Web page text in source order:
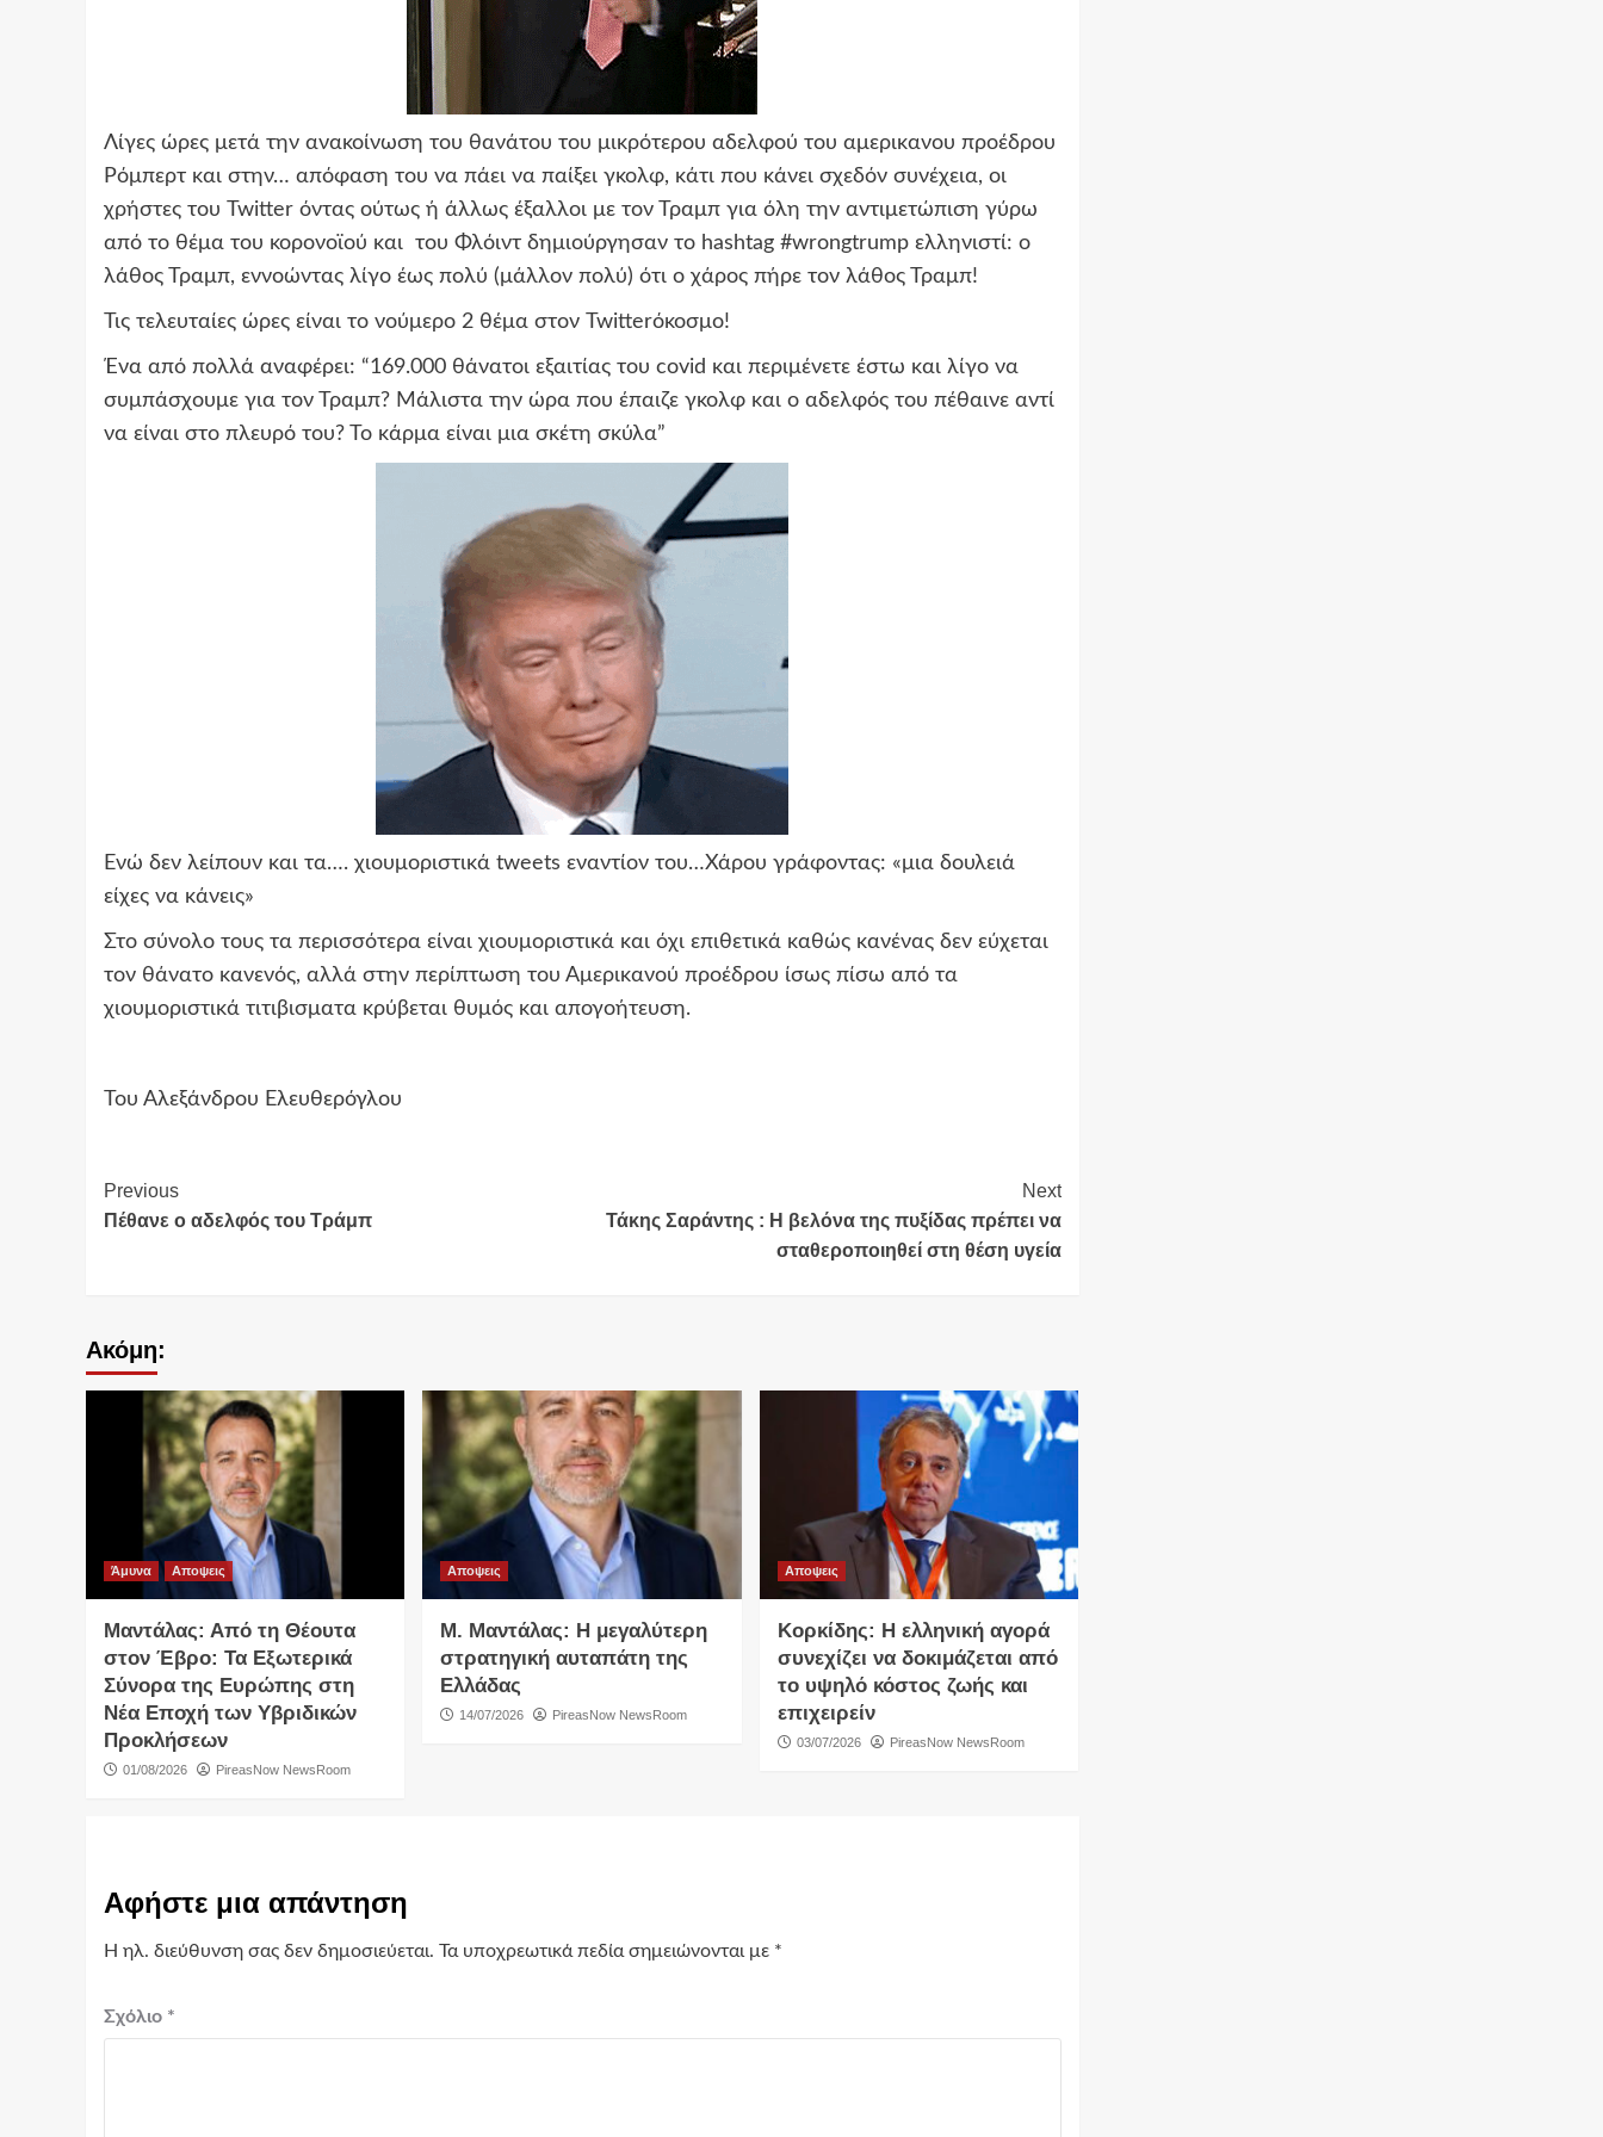
Λίγες ώρες μετά την ανακοίνωση του θανάτου του μικρότερου αδελφού του αμερικανου προέδρου
Ρόμπερτ και στην… απόφαση του να πάει να παίξει γκολφ, κάτι που κάνει σχεδόν συνέχεια, οι
χρήστες του Twitter όντας ούτως ή άλλως έξαλλοι με τον Τραμπ για όλη την αντιμετώπιση γύρω
από το θέμα του κορονοϊού και του Φλόιντ δημιούργησαν το hashtag #wrongtrump ελληνιστί: ο
λάθος Τραμπ, εννοώντας λίγο έως πολύ (μάλλον πολύ) ότι ο χάρος πήρε τον λάθος Τραμπ!
Τις τελευταίες ώρες είναι το νούμερο 2 θέμα στον Twitterόκοσμο!
Ένα από πολλά αναφέρει: “169.000 θάνατοι εξαιτίας του covid και περιμένετε έστω και λίγο να
συμπάσχουμε για τον Τραμπ? Μάλιστα την ώρα που έπαιζε γκολφ και ο αδελφός του πέθαινε αντί
να είναι στο πλευρό του? Το κάρμα είναι μια σκέτη σκύλα”
Ενώ δεν λείπουν και τα…. χιουμοριστικά tweets εναντίον του…Χάρου γράφοντας: «μια δουλειά
είχες να κάνεις»
Στο σύνολο τους τα περισσότερα είναι χιουμοριστικά και όχι επιθετικά καθώς κανένας δεν εύχεται
τον θάνατο κανενός, αλλά στην περίπτωση του Αμερικανού προέδρου ίσως πίσω από τα
χιουμοριστικά τιτιβισματα κρύβεται θυμός και απογοήτευση.
Του Αλεξάνδρου Ελευθερόγλου
Continue
Reading
Previous
Πέθανε ο αδελφός του Τράμπ
Next
Τάκης Σαράντης : Η βελόνα της πυξίδας πρέπει να
σταθεροποιηθεί στη θέση υγεία
Ακόμη:
Άμυνα Αποψεις
Μαντάλας: Από τη Θέουτα
στον Έβρο: Τα Εξωτερικά
Σύνορα της Ευρώπης στη
Νέα Εποχή των Υβριδικών
Προκλήσεων
01/08/2026 PireasNow NewsRoom
Αποψεις
Μ. Μαντάλας: Η μεγαλύτερη
στρατηγική αυταπάτη της
Ελλάδας
14/07/2026 PireasNow NewsRoom
Αποψεις
Κορκίδης: Η ελληνική αγορά
συνεχίζει να δοκιμάζεται από
το υψηλό κόστος ζωής και
επιχειρείν
03/07/2026 PireasNow NewsRoom
Αφήστε μια απάντηση
Η ηλ. διεύθυνση σας δεν δημοσιεύεται. Τα υποχρεωτικά πεδία σημειώνονται με *
Σχόλιο *